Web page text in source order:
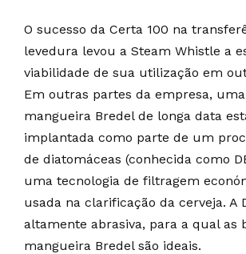
O sucesso da Certa 100 na
levedura levou a Steam Whistle a
viabilidade de sua utilização em
Em outras partes da empresa,
mangueira Bredel de longa data
implantada como parte de um
de diatomáceas (conhecida como
uma tecnologia de filtragem
usada na clarificação da cerveja. A
altamente abrasiva, para a qual as
mangueira Bredel são ideais.